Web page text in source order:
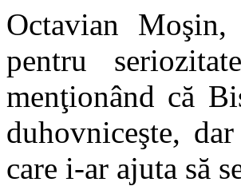
Octavian
pentru
menţionând că
duhovniceşte,
care i-ar ajuta să